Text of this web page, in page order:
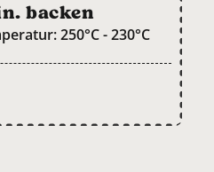
backen
250°C - 230°C